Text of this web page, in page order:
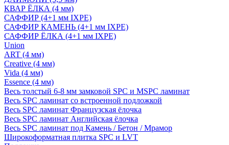
КВАР ЁЛКА (4 мм)
САФФИР (4+1 мм IXPE)
САФФИР КАМЕНЬ (4+1 мм IXPE)
САФФИР ЁЛКА (4+1 мм IXPE)
Union
ART (4 мм)
Creative (4 мм)
Vida (4 мм)
Essence (4 мм)
Весь толстый 6-8 мм замковой SPC и MSPC ламинат
Весь SPC ламинат со встроенной подложкой
Весь SPC ламинат Французская ёлочка
Весь SPC ламинат Английская ёлочка
Весь SPC ламинат под Камень / Бетон / Мрамор
Широкоформатная плитка SPC и LVT